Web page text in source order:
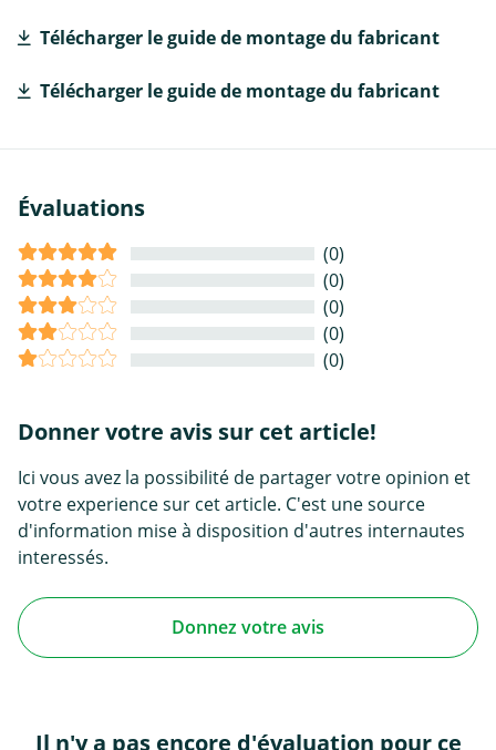
Télécharger le guide de montage du fabricant
Télécharger le guide de montage du fabricant
Évaluations
(0)
(0)
(0)
(0)
(0)
Donner votre avis sur cet article!
Ici vous avez la possibilité de partager votre opinion et
votre experience sur cet article. C'est une source
d'information mise à disposition d'autres internautes
interessés.
Donnez votre avis
Il n'y a pas encore d'évaluation pour ce